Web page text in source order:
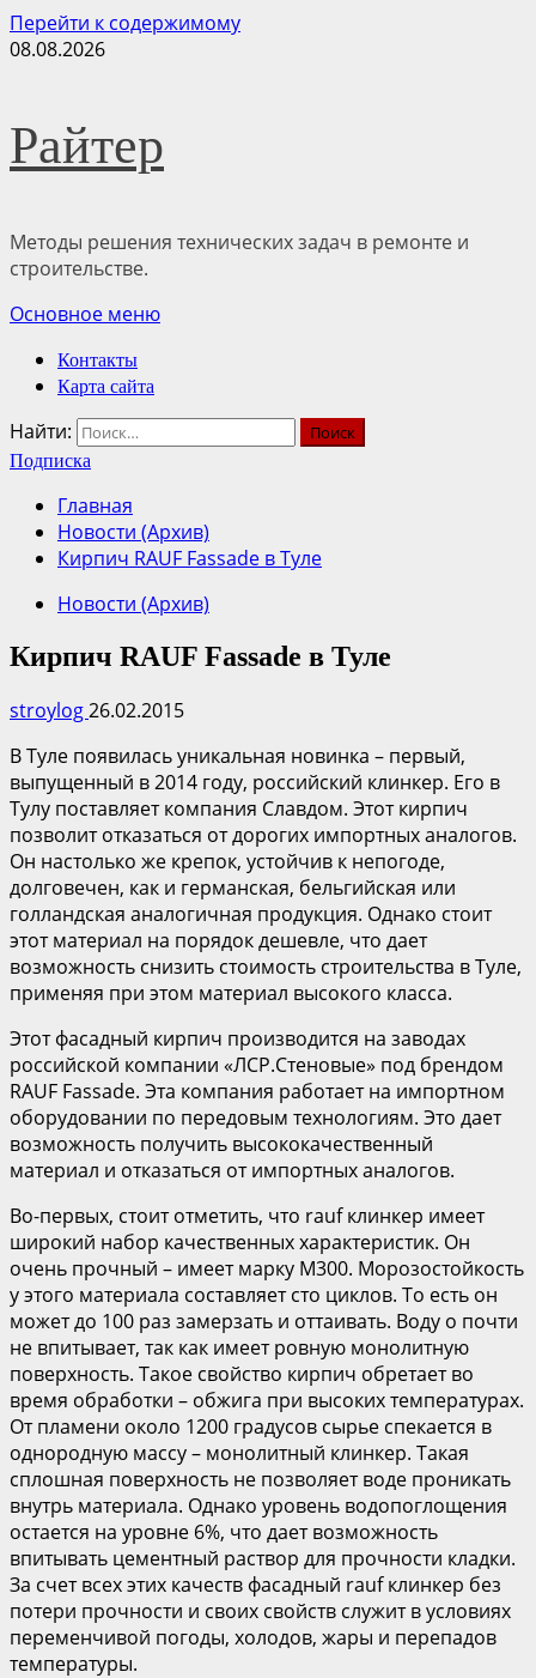
Перейти к содержимому
08.08.2026
Райтер
Методы решения технических задач в ремонте и
строительстве.
Основное меню
Контакты
Карта сайта
Найти:
Подписка
Главная
Новости (Архив)
Кирпич RAUF Fassade в Туле
Новости (Архив)
Кирпич RAUF Fassade в Туле
stroylog26.02.2015
В Туле появилась уникальная новинка – первый,
выпущенный в 2014 году, российский клинкер. Его в
Тулу поставляет компания Славдом. Этот кирпич
позволит отказаться от дорогих импортных аналогов.
Он настолько же крепок, устойчив к непогоде,
долговечен, как и германская, бельгийская или
голландская аналогичная продукция. Однако стоит
этот материал на порядок дешевле, что дает
возможность снизить стоимость строительства в Туле,
применяя при этом материал высокого класса.
Этот фасадный кирпич производится на заводах
российской компании «ЛСР.Стеновые» под брендом
RAUF Fassade. Эта компания работает на импортном
оборудовании по передовым технологиям. Это дает
возможность получить высококачественный
материал и отказаться от импортных аналогов.
Во-первых, стоит отметить, что rauf клинкер имеет
широкий набор качественных характеристик. Он
очень прочный – имеет марку М300. Морозостойкость
у этого материала составляет сто циклов. То есть он
может до 100 раз замерзать и оттаивать. Воду о почти
не впитывает, так как имеет ровную монолитную
поверхность. Такое свойство кирпич обретает во
время обработки – обжига при высоких температурах.
От пламени около 1200 градусов сырье спекается в
однородную массу – монолитный клинкер. Такая
сплошная поверхность не позволяет воде проникать
внутрь материала. Однако уровень водопоглощения
остается на уровне 6%, что дает возможность
впитывать цементный раствор для прочности кладки.
За счет всех этих качеств фасадный rauf клинкер без
потери прочности и своих свойств служит в условиях
переменчивой погоды, холодов, жары и перепадов
температуры.